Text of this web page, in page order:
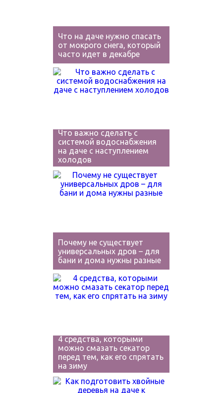
Что на даче нужно спасать
от мокрого снега, который
часто идет в декабре
Что важно сделать с
системой водоснабжения
на даче с наступлением
холодов
Почему не существует
универсальных дров – для
бани и дома нужны разные
4 средства, которыми
можно смазать секатор
перед тем, как его спрятать
на зиму